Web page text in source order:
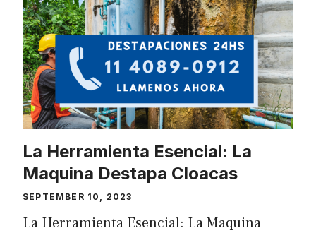
La Herramienta Esencial: La
Maquina Destapa Cloacas
SEPTEMBER 10, 2023
La Herramienta Esencial: La Maquina